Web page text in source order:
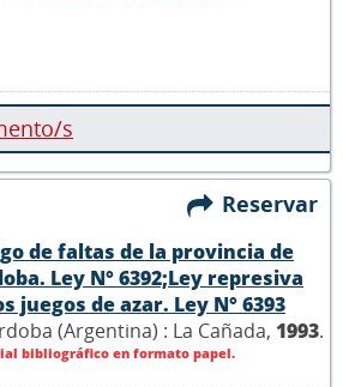
s
Reservar
de faltas de la provincia de
Ley N° 6392;Ley represiva
juegos de azar. Ley N° 6393
(Argentina) : La Cañada, 1993.
bibliográfico en formato papel.